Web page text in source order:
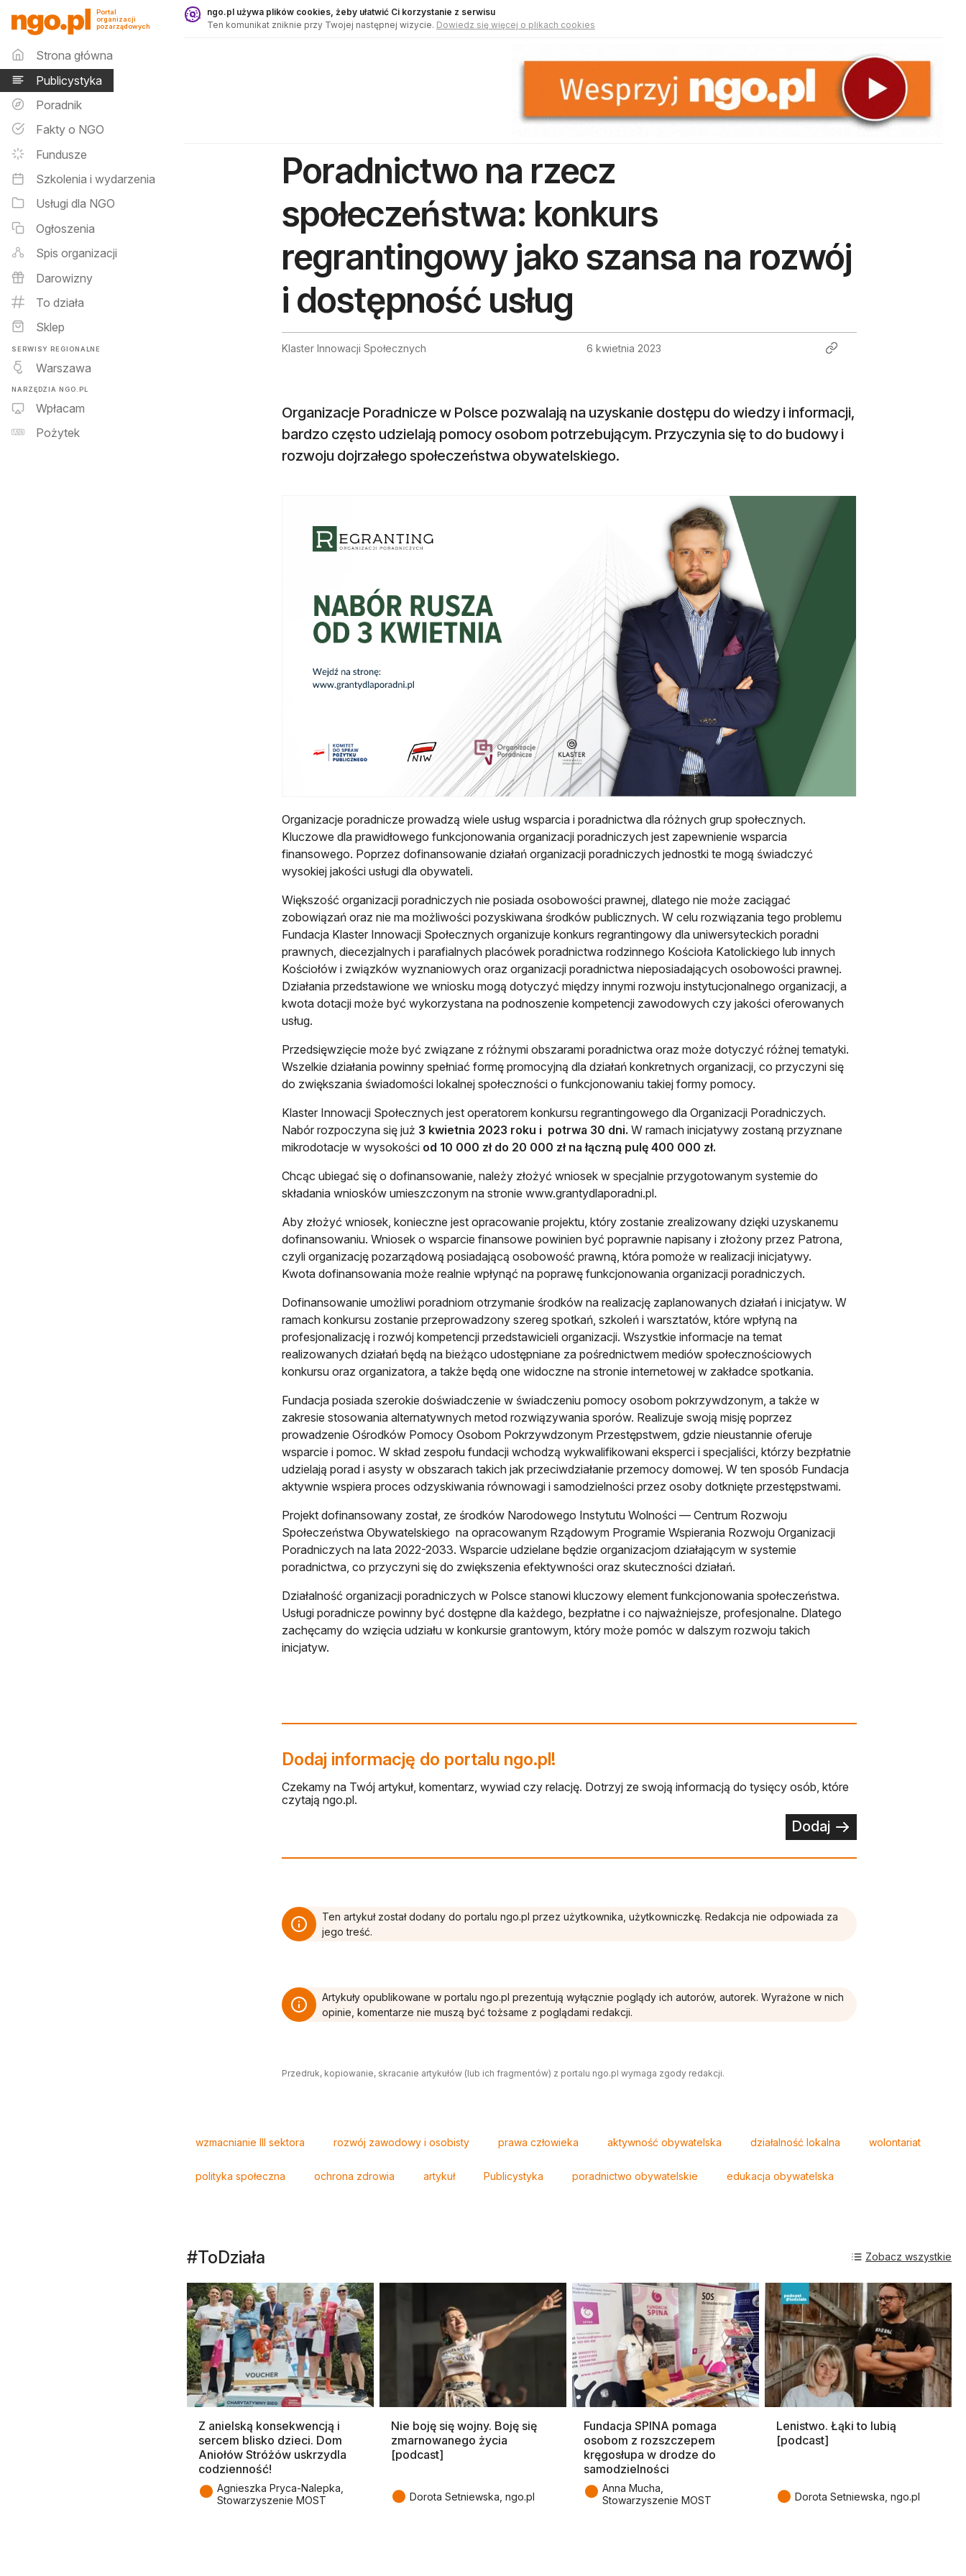
Publicystyka - ngo.pl
Portal
organizacji
pozarządowych
Menu główne
Strona główna
Publicystyka
Poradnik
Fakty o NGO
Fundusze
Szkolenia i wydarzenia
Usługi dla NGO
Ogłoszenia
Spis organizacji
Darowizny
To działa
Sklep
SERWISY REGIONALNE
Warszawa
NARZĘDZIA NGO.PL
Wpłacam
Pożytek
ngo.pl używa plików cookies, żeby ułatwić Ci korzystanie z serwisu
Ten komunikat zniknie przy Twojej następnej wizycie. Dowiedz się więcej o plikach cookies
Poradnictwo na rzecz
społeczeństwa: konkurs
regrantingowy jako szansa na rozwój
i dostępność usług
Klaster Innowacji Społecznych 6 kwietnia 2023
Organizacje Poradnicze w Polsce pozwalają na uzyskanie dostępu do wiedzy i informacji,
bardzo często udzielają pomocy osobom potrzebującym. Przyczynia się to do budowy i
rozwoju dojrzałego społeczeństwa obywatelskiego.
Organizacje poradnicze prowadzą wiele usług wsparcia i poradnictwa dla różnych grup społecznych.
Kluczowe dla prawidłowego funkcjonowania organizacji poradniczych jest zapewnienie wsparcia
finansowego. Poprzez dofinansowanie działań organizacji poradniczych jednostki te mogą świadczyć
wysokiej jakości usługi dla obywateli.
Większość organizacji poradniczych nie posiada osobowości prawnej, dlatego nie może zaciągać
zobowiązań oraz nie ma możliwości pozyskiwana środków publicznych. W celu rozwiązania tego problemu
Fundacja Klaster Innowacji Społecznych organizuje konkurs regrantingowy dla uniwersyteckich poradni
prawnych, diecezjalnych i parafialnych placówek poradnictwa rodzinnego Kościoła Katolickiego lub innych
Kościołów i związków wyznaniowych oraz organizacji poradnictwa nieposiadających osobowości prawnej.
Działania przedstawione we wniosku mogą dotyczyć między innymi rozwoju instytucjonalnego organizacji, a
kwota dotacji może być wykorzystana na podnoszenie kompetencji zawodowych czy jakości oferowanych
usług.
Przedsięwzięcie może być związane z różnymi obszarami poradnictwa oraz może dotyczyć różnej tematyki.
Wszelkie działania powinny spełniać formę promocyjną dla działań konkretnych organizacji, co przyczyni się
do zwiększania świadomości lokalnej społeczności o funkcjonowaniu takiej formy pomocy.
Klaster Innowacji Społecznych jest operatorem konkursu regrantingowego dla Organizacji Poradniczych.
Nabór rozpoczyna się już 3 kwietnia 2023 roku i potrwa 30 dni. W ramach inicjatywy zostaną przyznane
mikrodotacje w wysokości od 10 000 zł do 20 000 zł na łączną pulę 400 000 zł.
Chcąc ubiegać się o dofinansowanie, należy złożyć wniosek w specjalnie przygotowanym systemie do
składania wniosków umieszczonym na stronie www.grantydlaporadni.pl.
Aby złożyć wniosek, konieczne jest opracowanie projektu, który zostanie zrealizowany dzięki uzyskanemu
dofinansowaniu. Wniosek o wsparcie finansowe powinien być poprawnie napisany i złożony przez Patrona,
czyli organizację pozarządową posiadającą osobowość prawną, która pomoże w realizacji inicjatywy.
Kwota dofinansowania może realnie wpłynąć na poprawę funkcjonowania organizacji poradniczych.
Dofinansowanie umożliwi poradniom otrzymanie środków na realizację zaplanowanych działań i inicjatyw. W
ramach konkursu zostanie przeprowadzony szereg spotkań, szkoleń i warsztatów, które wpłyną na
profesjonalizację i rozwój kompetencji przedstawicieli organizacji. Wszystkie informacje na temat
realizowanych działań będą na bieżąco udostępniane za pośrednictwem mediów społecznościowych
konkursu oraz organizatora, a także będą one widoczne na stronie internetowej w zakładce spotkania.
Fundacja posiada szerokie doświadczenie w świadczeniu pomocy osobom pokrzywdzonym, a także w
zakresie stosowania alternatywnych metod rozwiązywania sporów. Realizuje swoją misję poprzez
prowadzenie Ośrodków Pomocy Osobom Pokrzywdzonym Przestępstwem, gdzie nieustannie oferuje
wsparcie i pomoc. W skład zespołu fundacji wchodzą wykwalifikowani eksperci i specjaliści, którzy bezpłatnie
udzielają porad i asysty w obszarach takich jak przeciwdziałanie przemocy domowej. W ten sposób Fundacja
aktywnie wspiera proces odzyskiwania równowagi i samodzielności przez osoby dotknięte przestępstwami.
Projekt dofinansowany został, ze środków Narodowego Instytutu Wolności — Centrum Rozwoju
Społeczeństwa Obywatelskiego na opracowanym Rządowym Programie Wspierania Rozwoju Organizacji
Poradniczych na lata 2022-2033. Wsparcie udzielane będzie organizacjom działającym w systemie
poradnictwa, co przyczyni się do zwiększenia efektywności oraz skuteczności działań.
Działalność organizacji poradniczych w Polsce stanowi kluczowy element funkcjonowania społeczeństwa.
Usługi poradnicze powinny być dostępne dla każdego, bezpłatne i co najważniejsze, profesjonalne. Dlatego
zachęcamy do wzięcia udziału w konkursie grantowym, który może pomóc w dalszym rozwoju takich
inicjatyw.
Dodaj informację do portalu ngo.pl!
Czekamy na Twój artykuł, komentarz, wywiad czy relację. Dotrzyj ze swoją informacją do tysięcy osób, które
czytają ngo.pl.
Dodaj
Ten artykuł został dodany do portalu ngo.pl przez użytkownika, użytkowniczkę. Redakcja nie odpowiada za
jego treść.
Artykuły opublikowane w portalu ngo.pl prezentują wyłącznie poglądy ich autorów, autorek. Wyrażone w nich
opinie, komentarze nie muszą być tożsame z poglądami redakcji.
Przedruk, kopiowanie, skracanie artykułów (lub ich fragmentów) z portalu ngo.pl wymaga zgody redakcji.
wzmacnianie III sektora rozwój zawodowy i osobisty prawa człowieka aktywność obywatelska działalność lokalna wolontariat
polityka społeczna ochrona zdrowia artykuł Publicystyka poradnictwo obywatelskie edukacja obywatelska
#ToDziała
Z anielską konsekwencją i
sercem blisko dzieci. Dom
Aniołów Stróżów uskrzydla
codzienność!
● Agnieszka Pryca-Nalepka,
Stowarzyszenie MOST
Nie boję się wojny. Boję się
zmarnowanego życia
[podcast]
● Dorota Setniewska, ngo.pl
Fundacja SPINA pomaga
osobom z rozszczepem
kręgosłupa w drodze do
samodzielności
● Anna Mucha,
Stowarzyszenie MOST
Lenistwo. Łąki to lubią
[podcast]
● Dorota Setniewska, ngo.pl
Zobacz wszystkie